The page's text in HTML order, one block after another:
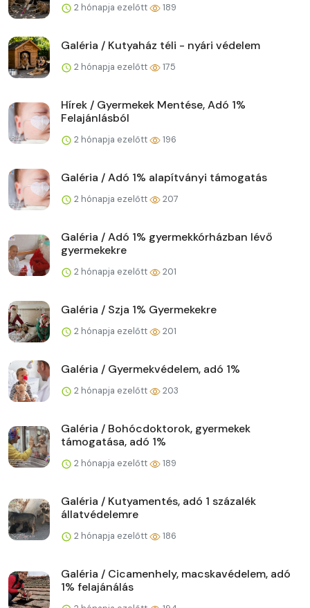
2 hónapja ezelőtt 189
Galéria / Kutyaház téli - nyári védelem
2 hónapja ezelőtt 175
Hírek / Gyermekek Mentése, Adó 1%
Felajánlásból
2 hónapja ezelőtt 196
Galéria / Adó 1% alapítványi támogatás
2 hónapja ezelőtt 207
Galéria / Adó 1% gyermekkórházban lévő
gyermekekre
2 hónapja ezelőtt 201
Galéria / Szja 1% Gyermekekre
2 hónapja ezelőtt 201
Galéria / Gyermekvédelem, adó 1%
2 hónapja ezelőtt 203
Galéria / Bohócdoktorok, gyermekek
támogatása, adó 1%
2 hónapja ezelőtt 189
Galéria / Kutyamentés, adó 1 százalék
állatvédelemre
2 hónapja ezelőtt 186
Galéria / Cicamenhely, macskavédelem, adó
1% felajánálás